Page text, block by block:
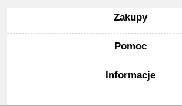
Zakupy
Pomoc
Informacje